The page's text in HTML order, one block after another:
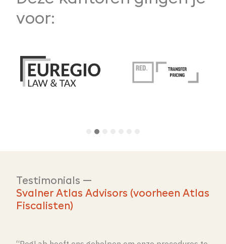
voor:
Testimonials —
Svalner Atlas Advisors (voorheen Atlas
Fiscalisten)